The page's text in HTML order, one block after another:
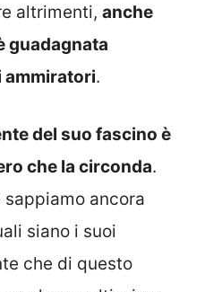
altrimenti, anche
guadagnata
ammiratori.
del suo fascino è
che la circonda.
ancora
siano i suoi
che di questo